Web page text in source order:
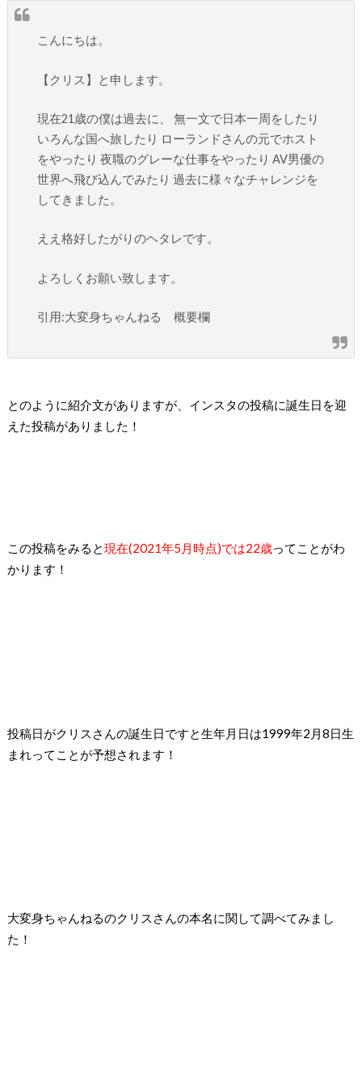
こんにちは。
【クリス】と申します。
現在21歳の僕は過去に、 無一文で日本一周をしたり
いろんな国へ旅したり ローランドさんの元でホスト
をやったり 夜職のグレーな仕事をやったり AV男優の
世界へ飛び込んでみたり 過去に様々なチャレンジを
してきました。
ええ格好したがりのヘタレです。
よろしくお願い致します。
引用:大変身ちゃんねる 概要欄
とのように紹介文がありますが、インスタの投稿に誕生日を迎
えた投稿がありました！
この投稿をみると現在(2021年5月時点)では22歳ってことがわ
かります！
投稿日がクリスさんの誕生日ですと生年月日は1999年2月8日生
まれってことが予想されます！
大変身ちゃんねるのクリスさんの本名に関して調べてみまし
た！